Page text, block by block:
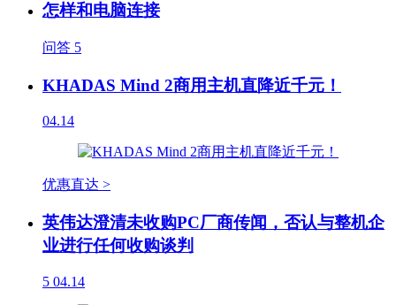
怎样和电脑连接
问答 5
KHADAS Mind 2商用主机直降近千元！
04.14
优惠直达 >
英伟达澄清未收购PC厂商传闻，否认与整机企
业进行任何收购谈判
5 04.14